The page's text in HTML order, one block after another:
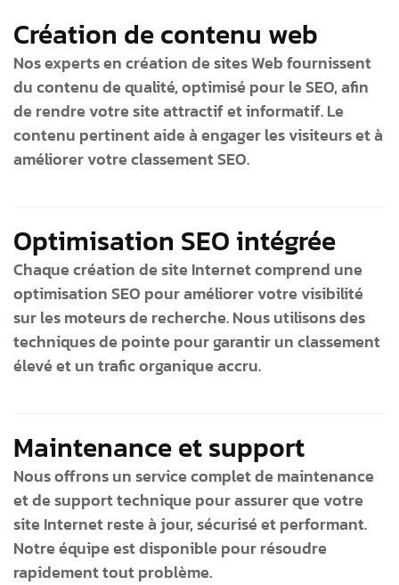
Création de contenu web
Nos experts en création de sites Web fournissent
du contenu de qualité, optimisé pour le SEO, afin
de rendre votre site attractif et informatif. Le
contenu pertinent aide à engager les visiteurs et à
améliorer votre classement SEO.
Optimisation SEO intégrée
Chaque création de site Internet comprend une
optimisation SEO pour améliorer votre visibilité
sur les moteurs de recherche. Nous utilisons des
techniques de pointe pour garantir un classement
élevé et un trafic organique accru.
Maintenance et support
Nous offrons un service complet de maintenance
et de support technique pour assurer que votre
site Internet reste à jour, sécurisé et performant.
Notre équipe est disponible pour résoudre
rapidement tout problème.